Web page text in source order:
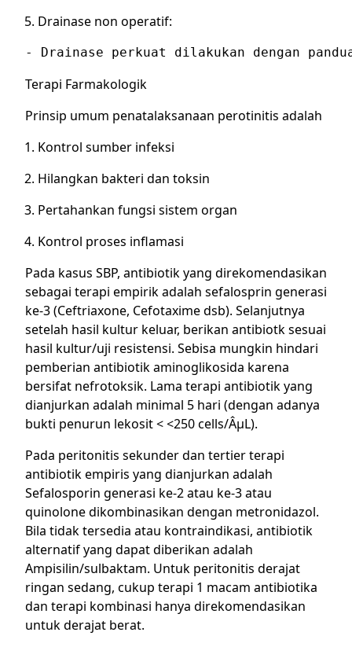
Drainase non operatif:
- Drainase perkuat dilakukan dengan
Terapi Farmakologik
Prinsip umum penatalaksanaan perotinitis adalah
Kontrol sumber infeksi
Hilangkan bakteri dan toksin
Pertahankan fungsi sistem organ
Kontrol proses inflamasi
Pada kasus SBP, antibiotik yang direkomendasikan
sebagai terapi empirik adalah sefalosprin generasi
ke-3 (Ceftriaxone, Cefotaxime dsb). Selanjutnya
setelah hasil kultur keluar, berikan antibiotk sesuai
hasil kultur/uji resistensi. Sebisa mungkin hindari
pemberian antibiotik aminoglikosida karena
bersifat nefrotoksik. Lama terapi antibiotik yang
dianjurkan adalah minimal 5 hari (dengan adanya
bukti penurun lekosit < <250 cells/ÂµL).
Pada peritonitis sekunder dan tertier terapi
antibiotik empiris yang dianjurkan adalah
Sefalosporin generasi ke-2 atau ke-3 atau
quinolone dikombinasikan dengan metronidazol.
Bila tidak tersedia atau kontraindikasi, antibiotik
alternatif yang dapat diberikan adalah
Ampisilin/sulbaktam. Untuk peritonitis derajat
ringan sedang, cukup terapi 1 macam antibiotika
dan terapi kombinasi hanya direkomendasikan
untuk derajat berat.